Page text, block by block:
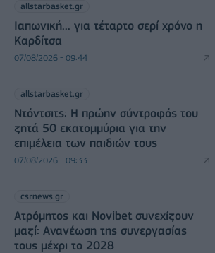
allstarbasket.gr
Ιαπωνική... για τέταρτο σερί χρόνο η
Καρδίτσα
07/08/2026 - 09:44
allstarbasket.gr
Ντόντσιτς: Η πρώην σύντροφός του
ζητά 50 εκατομμύρια για την
επιμέλεια των παιδιών τους
07/08/2026 - 09:33
csrnews.gr
Ατρόμητος και Novibet συνεχίζουν
μαζί: Ανανέωση της συνεργασίας
τους μέχρι το 2028